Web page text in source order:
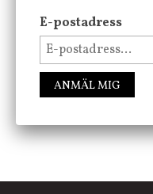
FÖLJ OSS PÅ
E-postadress
ANMÄL MIG